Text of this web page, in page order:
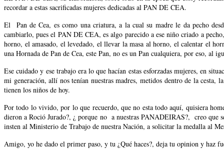
recordar a estas sacrificadas mujeres dedicadas al PAN DE CEA.
El Pan de Cea, es como una criatura, a la cual su madre le da pecho
cambiarlo, pues el PAN DE CEA, es algo parecido a ese niño criado a
horno, el amasado, el levedado, el llevar la masa al horno, el calentar el
una Hornada de Pan de Cea, este Pan, no es un Pan cualquiera, por eso, al
Ese cuidado y ese trabajo era lo que hacían estas esforzadas mujeres, en
mi generación, allí nos tenían nuestras madres, metidos dentro de la cesta,
tienen los niños de hoy.
Por todo lo vivido, por lo que recuerdo, que no esta todo aquí, quisiera
dieron a Roció Jurado?, ¿ porque no a nuestras PANADEIRAS?, creo que
insten al Ministerio de Trabajo de nuestra Nación, a solicitar la medalla al
Amigo, yo he dado el primer paso, y tu ¿Qué haces?, deja tu opinion y haz